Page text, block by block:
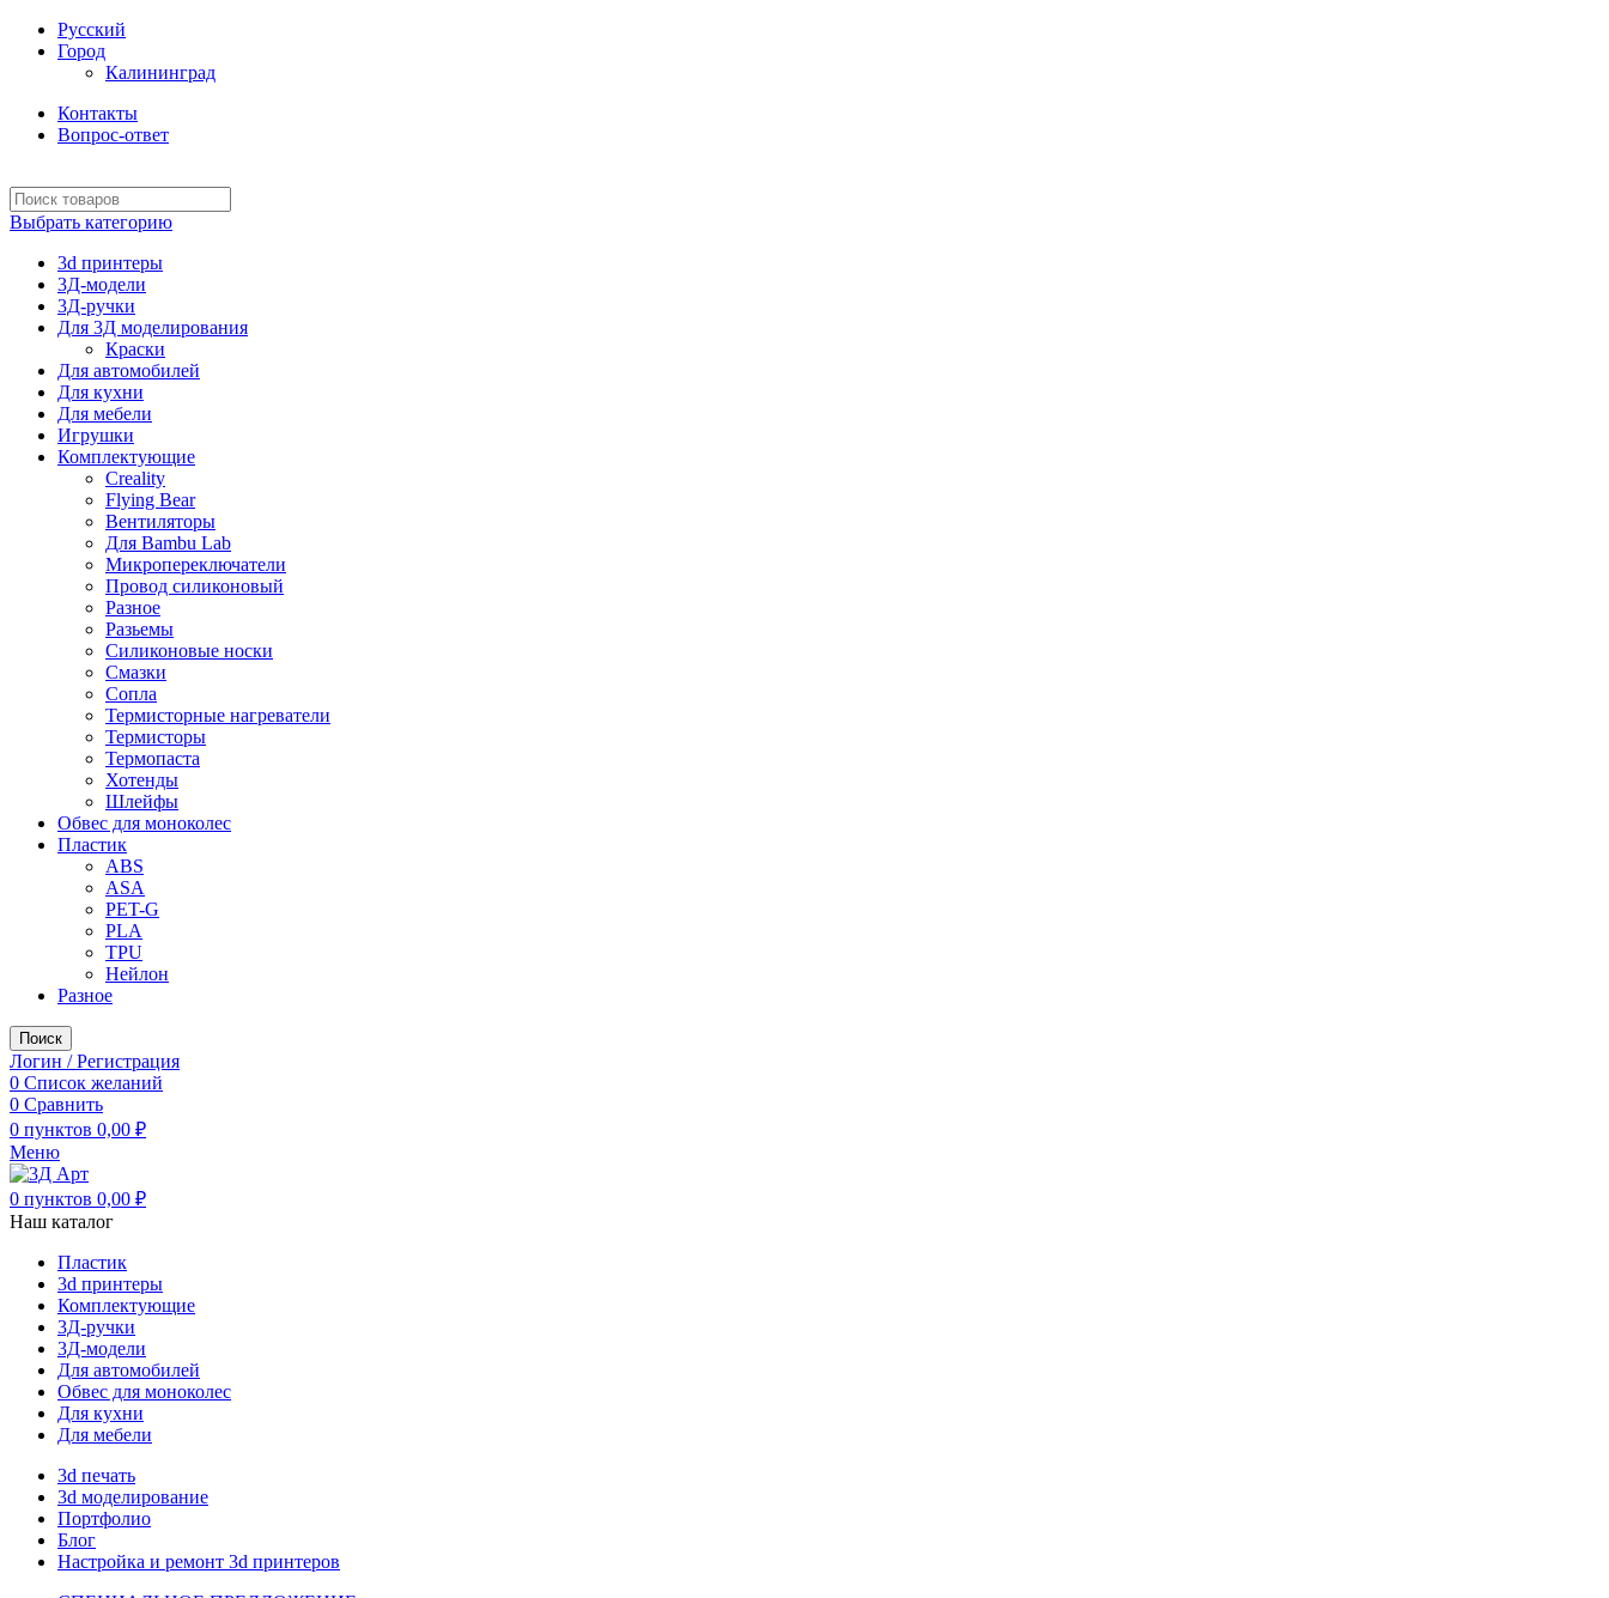
Русский
Город
Калининград
Контакты
Вопрос-ответ
Выбрать категорию
3d принтеры
3Д-модели
3Д-ручки
Для 3Д моделирования
Краски
Для автомобилей
Для кухни
Для мебели
Игрушки
Комплектующие
Creality
Flying Bear
Вентиляторы
Для Bambu Lab
Микропереключатели
Провод силиконовый
Разное
Разьемы
Силиконовые носки
Смазки
Сопла
Термисторные нагреватели
Термисторы
Термопаста
Хотенды
Шлейфы
Обвес для моноколес
Пластик
ABS
ASA
PET-G
PLA
TPU
Нейлон
Разное
Поиск
Логин / Регистрация
0 Список желаний
0 Сравнить
0 пунктов 0,00 ₽
Меню
0 пунктов 0,00 ₽
Наш каталог
Пластик
3d принтеры
Комплектующие
3Д-ручки
3Д-модели
Для автомобилей
Обвес для моноколес
Для кухни
Для мебели
3d печать
3d моделирование
Портфолио
Блог
Настройка и ремонт 3d принтеров